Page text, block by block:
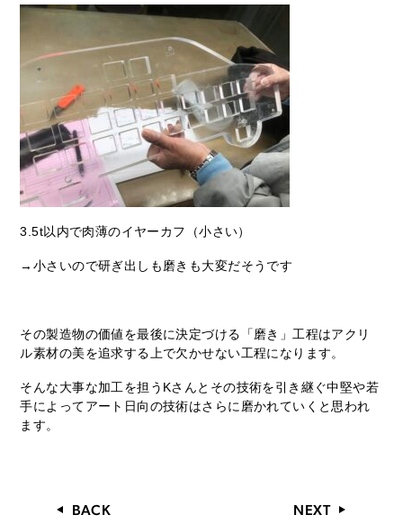
3.5t以内で肉薄のイヤーカフ（小さい）
→小さいので研ぎ出しも磨きも大変だそうです
その製造物の価値を最後に決定づける「磨き」工程はアクリ
ル素材の美を追求する上で欠かせない工程になります。
そんな大事な加工を担うKさんとその技術を引き継ぐ中堅や若
手によってアート日向の技術はさらに磨かれていくと思われ
ます。
BACK NEXT